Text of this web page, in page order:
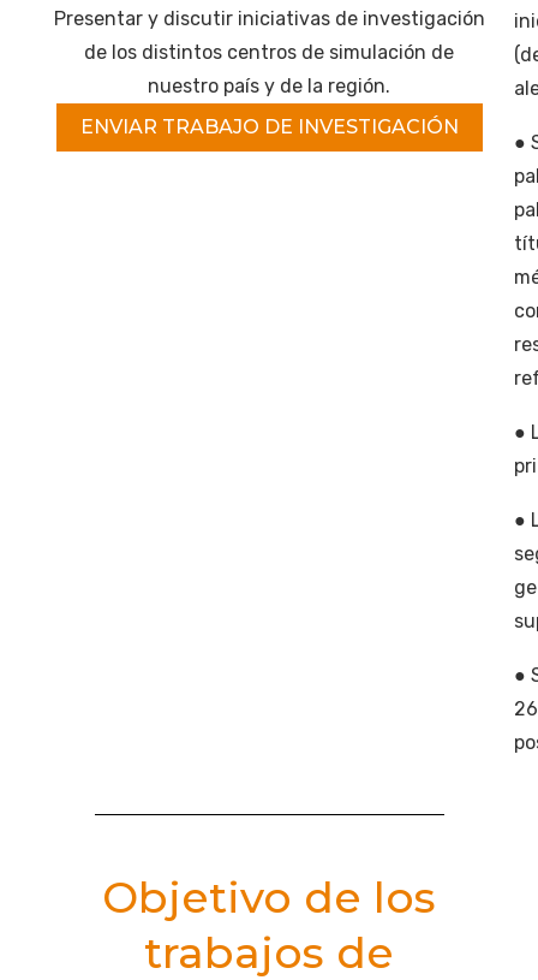
Presentar y discutir iniciativas de investigación
de los distintos centros de simulación de
nuestro país y de la región.
ENVIAR TRABAJO DE INVESTIGACIÓN
●
●
●
●
Objetivo de los
trabajos de